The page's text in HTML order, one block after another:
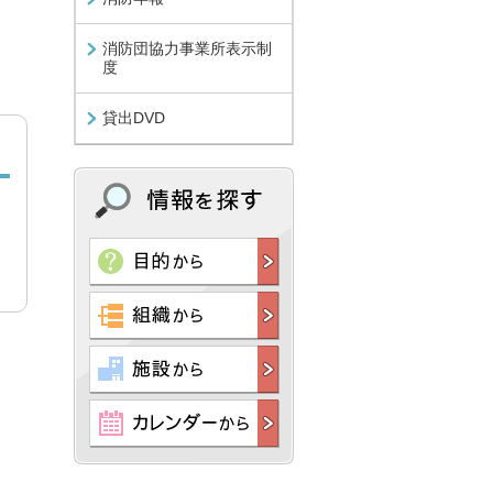
消防団協力事業所表示制
度
貸出DVD